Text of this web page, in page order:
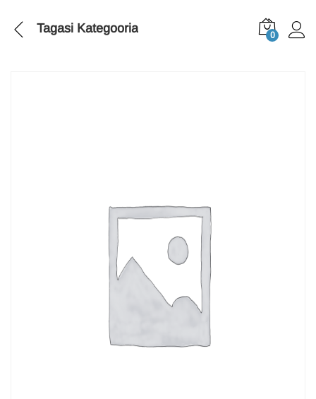
Tagasi Kategooria 0